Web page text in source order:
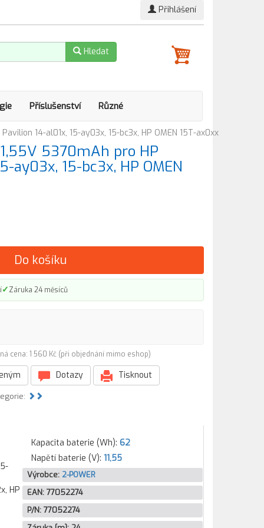
Přihlášení
Hledat
Příslušenství Různé
14-al01x, 15-ay03x, 15-bc3x, HP OMEN 15T-ax0xx
5370mAh pro HP
ay03x, 15-bc3x, HP OMEN
Do košíku
✓Záruka 24 měsíců
cena: 1 560 Kč (při objednání mimo eshop)
Dotazy Tisknout
HP
Kapacita baterie (Wh): 62
Napětí baterie (V): 11,55
Výrobce: 2-POWER
EAN: 77052274
P/N: 77052274